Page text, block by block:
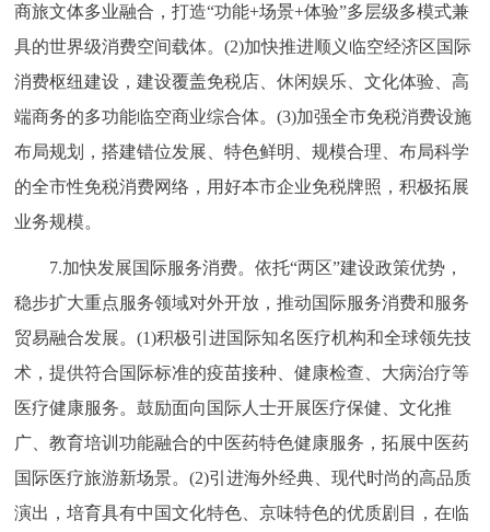
商旅文体多业融合，打造“功能+场景+体验”多层级多模式兼
具的世界级消费空间载体。(2)加快推进顺义临空经济区国际
消费枢纽建设，建设覆盖免税店、休闲娱乐、文化体验、高
端商务的多功能临空商业综合体。(3)加强全市免税消费设施
布局规划，搭建错位发展、特色鲜明、规模合理、布局科学
的全市性免税消费网络，用好本市企业免税牌照，积极拓展
业务规模。
7.加快发展国际服务消费。依托“两区”建设政策优势，
稳步扩大重点服务领域对外开放，推动国际服务消费和服务
贸易融合发展。(1)积极引进国际知名医疗机构和全球领先技
术，提供符合国际标准的疫苗接种、健康检查、大病治疗等
医疗健康服务。鼓励面向国际人士开展医疗保健、文化推
广、教育培训功能融合的中医药特色健康服务，拓展中医药
国际医疗旅游新场景。(2)引进海外经典、现代时尚的高品质
演出，培育具有中国文化特色、京味特色的优质剧目，在临